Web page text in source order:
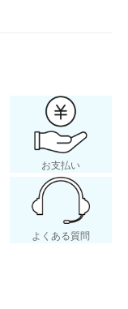
お支払い
よくある質問